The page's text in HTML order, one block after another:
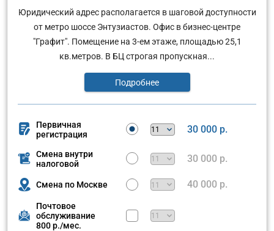
Юридический адрес располагается в шаговой доступности
от метро шоссе Энтузиастов. Офис в бизнес-центре
"Графит". Помещение на 3-ем этаже, площадью 25,1
кв.метров. В БЦ строгая пропускная...
Подробнее
Первичная
регистрация
30 000 р.
Смена внутри
налоговой
30 000 р.
Смена по Москве 40 000 р.
Почтовое
обслуживание
800 р./мес.